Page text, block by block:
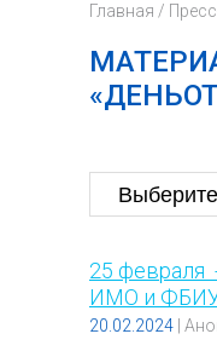
Главная /
25 февраля
ИМО и
20.02.2024